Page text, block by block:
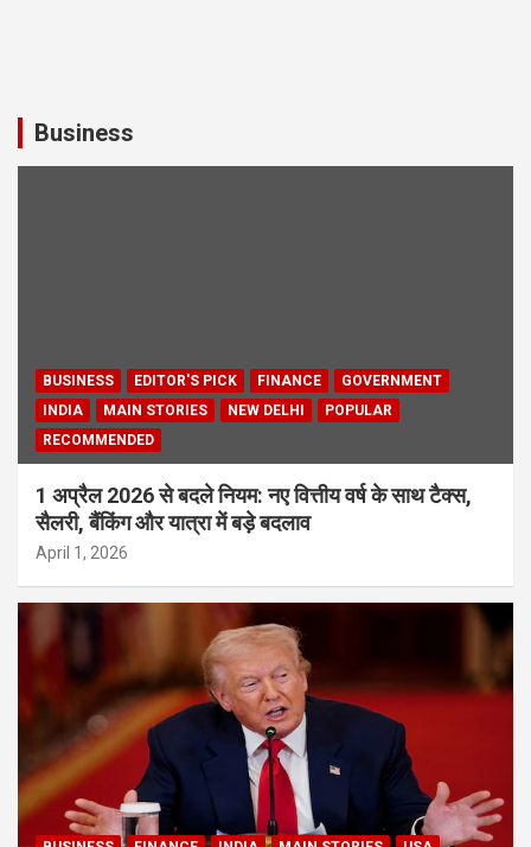
Business
BUSINESS EDITOR'S PICK FINANCE
GOVERNMENT
INDIA
MAIN STORIES NEW DELHI
POPULAR
RECOMMENDED
1 अप्रैल 2026 से बदले नियम: नए वित्तीय वर्ष के साथ टैक्स,
सैलरी, बैंकिंग और यात्रा में बड़े बदलाव
April 1, 2026